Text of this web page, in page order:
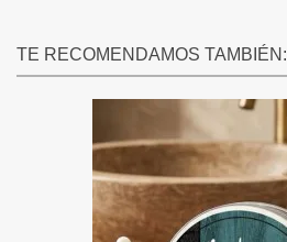
TE RECOMENDAMOS TAMBIÉN: